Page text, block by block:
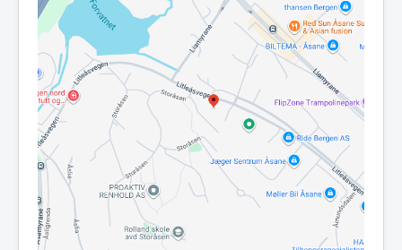
Besøkstjenesten
Kontakt Oss
Linker
Utleie
Logg inn / ut